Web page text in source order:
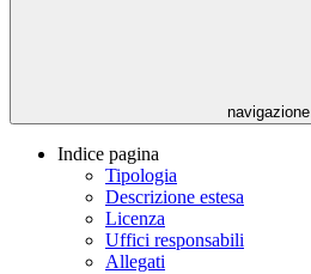
navigazione
Indice pagina
Tipologia
Descrizione estesa
Licenza
Uffici responsabili
Allegati